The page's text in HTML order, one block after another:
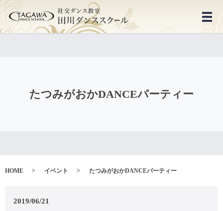
メ
たつみがおかDANCEパーティー
HOME イベント たつみがおかDANCEパーティー
2019/06/21